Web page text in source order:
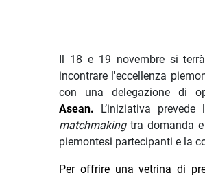
Il 18 e 19 novembre si
incontrare l'eccellenza
con una delegazione di
Asean.
L’iniziativa
matchmakingtra domanda e
piemontesi partecipanti e la
Per offrire una vetrina di